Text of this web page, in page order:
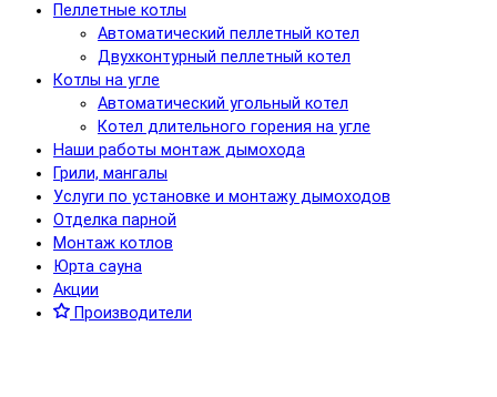
Пеллетные котлы
Автоматический пеллетный котел
Двухконтурный пеллетный котел
Котлы на угле
Автоматический угольный котел
Котел длительного горения на угле
Наши работы монтаж дымохода
Грили, мангалы
Услуги по установке и монтажу дымоходов
Отделка парной
Монтаж котлов
Юрта сауна
Акции
Производители